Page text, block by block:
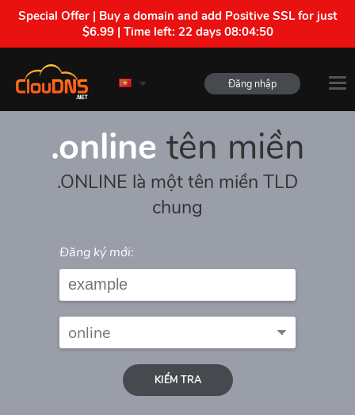
Special Offer | Buy a domain and add Positive SSL for just
$6.99 | Time left: 22 days 08:04:50
Đăng nhập
.online tên miền
.ONLINE là một tên miền TLD
chung
Đăng ký mới:
KIỂM TRA